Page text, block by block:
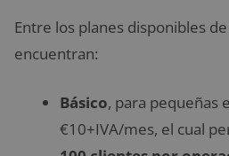
Entre los planes disponibles
encuentran:
Básico, para pequeñas
€10+IVA/mes, el cual